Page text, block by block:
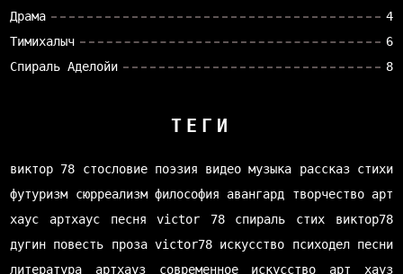
Драма
4
Тимихалыч
6
Спираль Аделойи
8
ТЕГИ
виктор 78 стословие поэзия видео музыка рассказ стихи
футуризм
сюрреализм философия авангард творчество арт
хаус
артхаус песня victor 78 спираль стих
виктор78
дугин повесть проза victor78 искусство психодел песни
литература
артхауз современное искусство арт хауз